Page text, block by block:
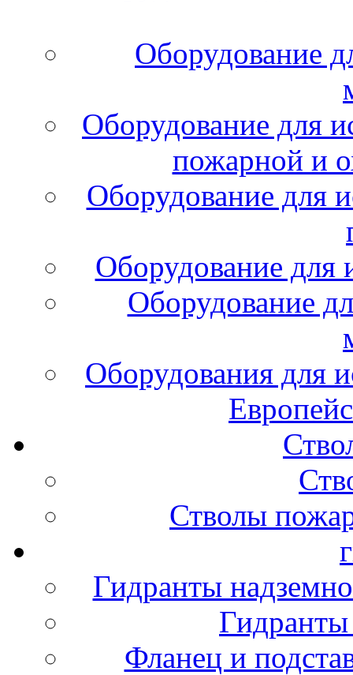
Оборудование
Оборудование для
пожарной и
Оборудование для
Оборудование для
Оборудование
Оборудования для
Стволы
Гидранты
Фланец и